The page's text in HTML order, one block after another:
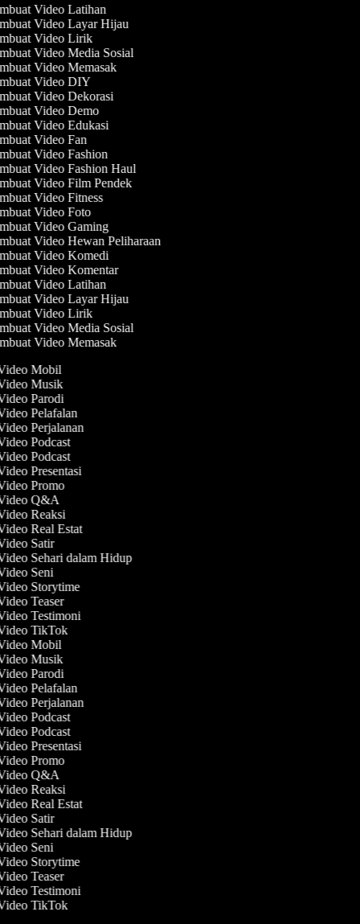
Video Latihan
Video Layar Hijau
Video Lirik
Video Media Sosial
Video Memasak
Video DIY
Video Dekorasi
Video Demo
Video Edukasi
Video Fan
Video Fashion
Video Fashion Haul
Video Film Pendek
Video Fitness
Video Foto
Video Gaming
Video Hewan Peliharaan
Video Komedi
Video Komentar
Video Latihan
Video Layar Hijau
Video Lirik
Video Media Sosial
Video Memasak
Mobil
Musik
Parodi
Pelafalan
Perjalanan
Podcast
Podcast
Presentasi
Promo
Video Q&A
Reaksi
Real Estat
Satir
Video Sehari dalam Hidup
Seni
Storytime
Teaser
Testimoni
TikTok
Mobil
Musik
Parodi
Pelafalan
Perjalanan
Podcast
Podcast
Presentasi
Promo
Video Q&A
Reaksi
Real Estat
Satir
Video Sehari dalam Hidup
Seni
Storytime
Teaser
Testimoni
TikTok